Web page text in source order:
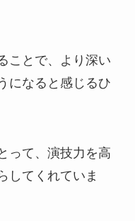
ことで、より深い
になると感じるひ
って、演技力を高
してくれていま